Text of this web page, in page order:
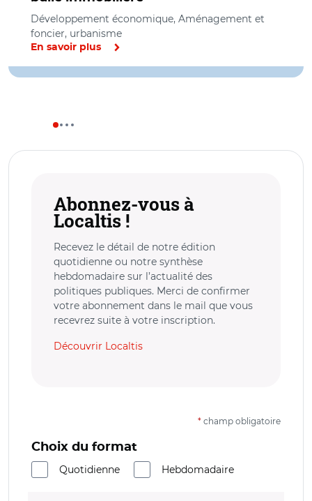
Développement économique, Aménagement et
foncier, urbanisme
En savoir plus
Abonnez-vous à
Localtis !
Recevez le détail de notre édition
quotidienne ou notre synthèse
hebdomadaire sur l’actualité des
politiques publiques. Merci de confirmer
votre abonnement dans le mail que vous
recevrez suite à votre inscription.
Découvrir Localtis
* champ obligatoire
Choix du format
Quotidienne
Hebdomadaire